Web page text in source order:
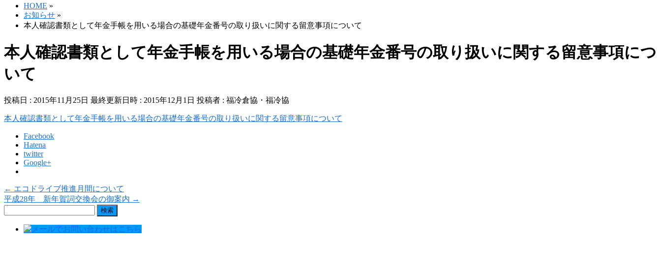
HOME »
お知らせ »
本人確認書類として年金手帳を用いる場合の基礎年金番号の取り扱いに関する留意事項について
本人確認書類として年金手帳を用いる場合の基礎年金番号の取り扱いに関する留意事項につ
いて
投稿日 : 2015年11月25日 最終更新日時 : 2015年12月1日 投稿者 : 福冷倉協・福冷協
本人確認書類として年金手帳を用いる場合の基礎年金番号の取り扱いに関する留意事項について
Facebook
Hatena
twitter
Google+
← エコドライブ推進月間について
平成28年 新年賀詞交換会の御案内 →